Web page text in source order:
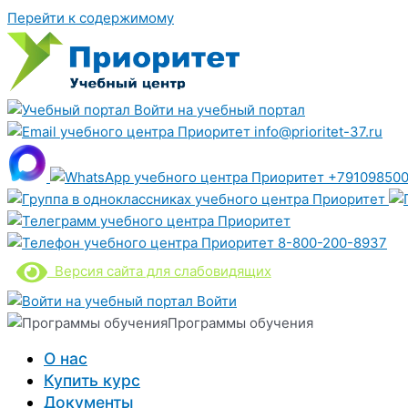
Перейти к содержимому
Войти на учебный портал
info@prioritet-37.ru
8-800-200-8937
Версия сайта для слабовидящих
Войти
Программы обучения
О нас
Купить курс
Документы